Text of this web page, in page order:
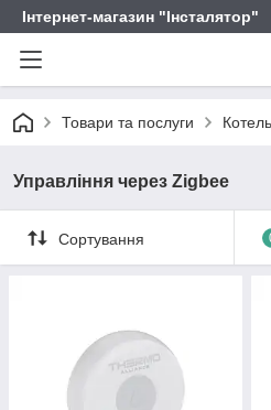
Інтернет-магазин "Інсталятор"
Товари та послуги
Управління через Zigbee
Сортування